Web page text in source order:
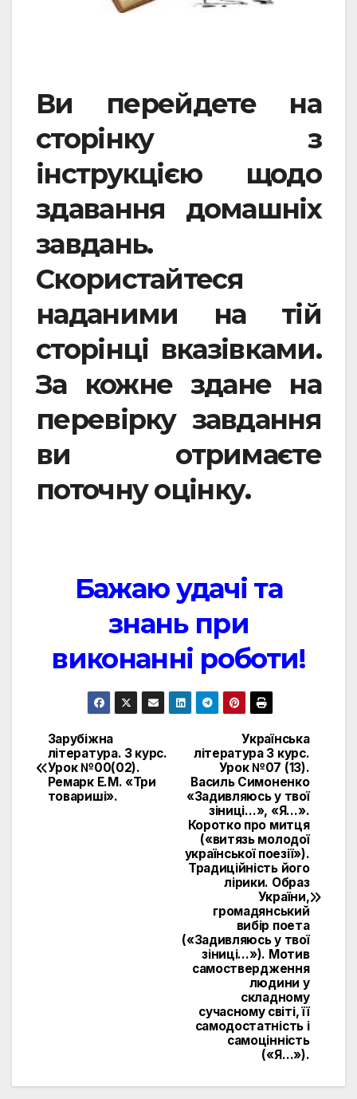
Ви перейдете на
сторінку з
інструкцією щодо
здавання домашніх
завдань.
Скористайтеся
наданими на тій
сторінці вказівками.
За кожне здане на
перевірку завдання
ви отримаєте
поточну оцінку.
Бажаю удачі та
знань при
виконанні роботи!
Навигация
по
записям
Українська
література 3 курс.
Урок №07 (13).
Василь Симоненко
«Задивляюсь у твої
зіниці…», «Я…».
Коротко про митця
(«витязь молодої
української поезії»).
Традиційність його
лірики. Образ
України,
громадянський
вибір поета
(«Задивляюсь у твої
зіниці…»). Мотив
самоствердження
людини у
складному
сучасному світі, її
самодостатність і
самоцінність
(«Я…»).
Зарубіжна
література. 3 курс.
Урок №00(02).
Ремарк Е.М. «Три
товариші».